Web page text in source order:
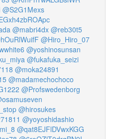
@S2G1Mexs
@mabri4dx @reb30t5
@Hiro_Hiro_07
@yoshinosunsan
@fukafuka_seizi
@moka24891
@madamechochoco
@Profswedenborg
@hirosukes
@yoyoshidashio
@qat8EJFlDVwxKGG